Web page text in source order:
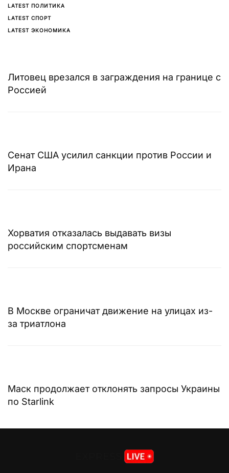
LATEST ПОЛИТИКА
LATEST СПОРТ
LATEST ЭКОНОМИКА
Литовец врезался в заграждения на границе с
Россией
Сенат США усилил санкции против России и
Ирана
Хорватия отказалась выдавать визы
российским спортсменам
В Москве ограничат движение на улицах из-
за триатлона
Маск продолжает отклонять запросы Украины
по Starlink